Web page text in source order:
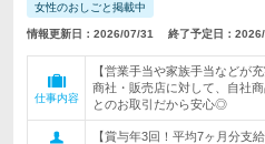
女性のおしごと掲載中
情報更新日：2026/07/31 終了予定日：
仕事内容
【営業手当や家族手当などが
商社・販売店に対して、自社
とのお取引だから安心◎
【賞与年3回！平均7ヶ月分支